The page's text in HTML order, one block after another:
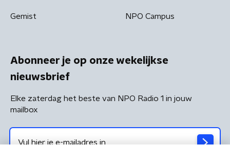
Gemist NPO Campus
Abonneer je op onze wekelijkse
nieuwsbrief
Elke zaterdag het beste van NPO Radio 1 in jouw
mailbox